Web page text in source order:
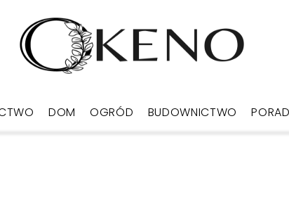
DOM OGRÓD BUDOWNICTWO